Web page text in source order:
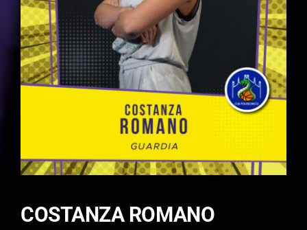
COSTANZA ROMANO